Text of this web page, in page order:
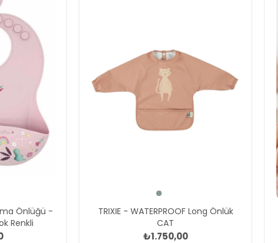
Önlüğü -
Renkli
TRIXIE - WATERPROOF Long Önlük
CAT
₺1.750,00